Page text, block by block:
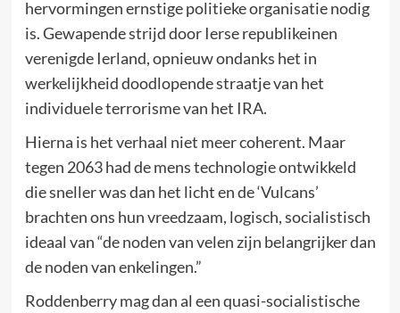
hervormingen ernstige politieke organisatie nodig
is. Gewapende strijd door Ierse republikeinen
verenigde Ierland, opnieuw ondanks het in
werkelijkheid doodlopende straatje van het
individuele terrorisme van het IRA.
Hierna is het verhaal niet meer coherent. Maar
tegen 2063 had de mens technologie ontwikkeld
die sneller was dan het licht en de ‘Vulcans’
brachten ons hun vreedzaam, logisch, socialistisch
ideaal van “de noden van velen zijn belangrijker dan
de noden van enkelingen.”
Roddenberry mag dan al een quasi-socialistische